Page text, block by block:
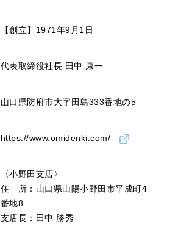
【創立】1971年9月1日
代表取締役社長 田中 康一
山口県防府市大字田島333番地の5
https://www.omidenki.com/
〈小野田支店〉
住 所：山口県山陽小野田市平成町4
番地8
支店長：田中 勝秀